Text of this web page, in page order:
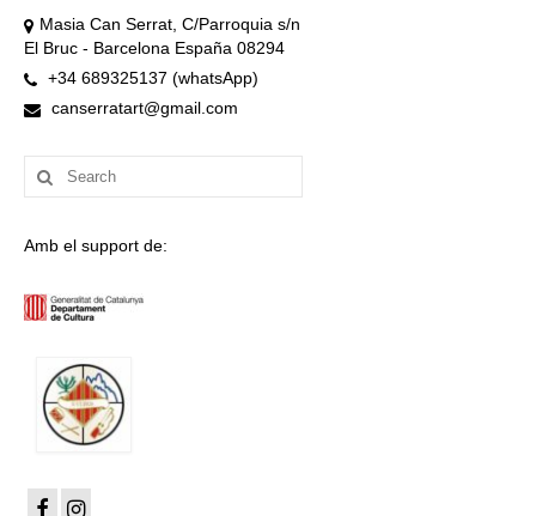
Masia Can Serrat, C/Parroquia s/n
El Bruc - Barcelona España 08294
+34 689325137 (whatsApp)
canserratart@gmail.com
Search
for:
Amb el support de: